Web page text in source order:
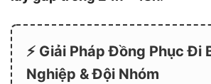
⚡ Giải Pháp Đồng Phục Đi
Nghiệp & Đội Nhóm